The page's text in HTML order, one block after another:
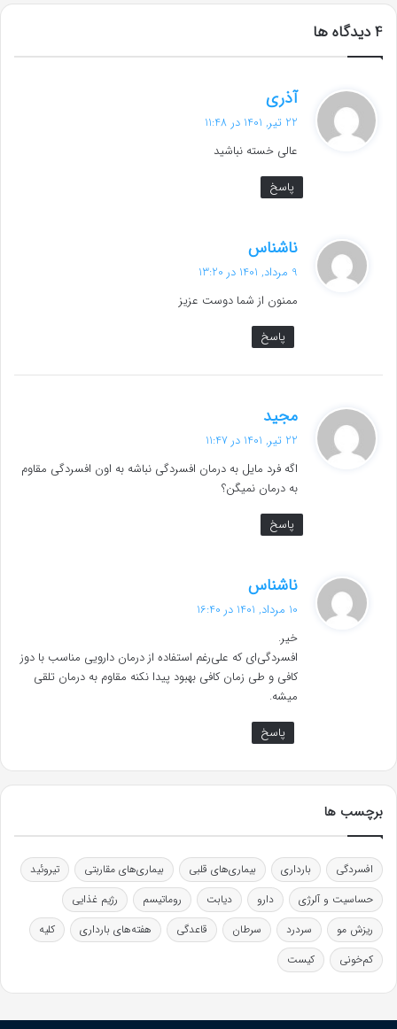
‫4 دیدگاه ها
آذری
:
22 تیر, 1401 در 11:48
عالی خسته نباشید
پاسخ
ناشناس
ف
:
9 مرداد, 1401 در 13:20
ممنون از شما دوست عزیز
پاسخ
مجید
ف
:
22 تیر, 1401 در 11:47
اگه فرد مایل به درمان افسردگی نباشه به اون افسردگی مقاوم
به درمان نمیگن؟
پاسخ
ناشناس
ف
10 مرداد, 1401 در 16:40
خیر.
افسردگی‌ای که علی‌رغم استفاده از درمان دارویی مناسب با دوز
کافی و طی زمان کافی بهبود پیدا نکنه مقاوم به درمان تلقی
میشه.
پاسخ
برچسب ها
افسردگی بارداری بیماری‌های قلبی بیماری‌های مقاربتی
تیروئید
حساسیت و آلرژی
دارو دیابت روماتیسم
رژیم غذایی
ریزش مو
سردرد سرطان قاعدگی هفته‌های بارداری
کلیه
کم‌خونی
کیست